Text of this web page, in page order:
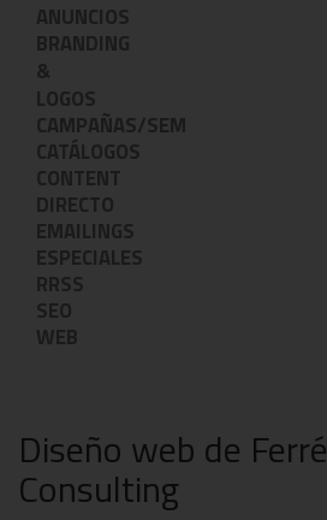
ANUNCIOS
BRANDING
&
LOGOS
CAMPAÑAS/SEM
CATÁLOGOS
CONTENT
DIRECTO
EMAILINGS
ESPECIALES
RRSS
SEO
WEB
Diseño web de Ferré
Consulting